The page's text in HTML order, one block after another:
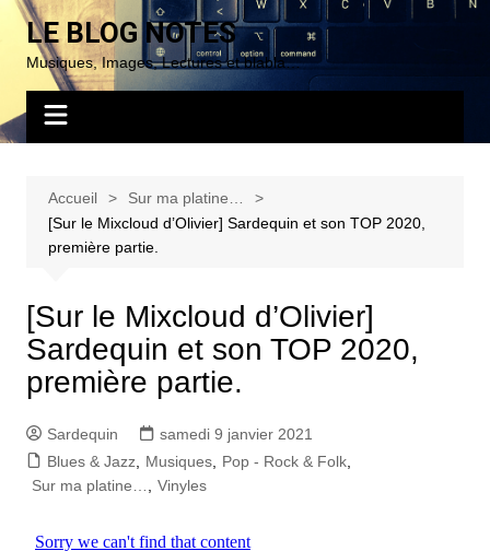
Aller
contenu
LE BLOG NOTES
Musiques, Images, Lectures et blabla…
Accueil
Sur ma platine…
[Sur le Mixcloud d’Olivier] Sardequin et son TOP 2020,
première partie.
[Sur le Mixcloud d’Olivier]
Sardequin et son TOP 2020,
première partie.
Sardequin
samedi 9 janvier 2021
Blues & Jazz, Musiques, Pop - Rock & Folk,
Sur ma platine…
Vinyles